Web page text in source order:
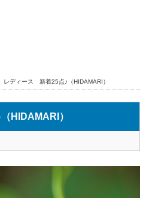
レディース 新着25点♪（HIDAMARI）
HIDAMARI）